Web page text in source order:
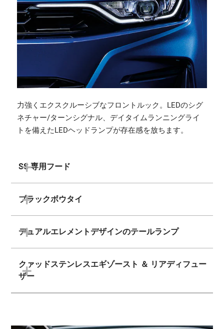
力強くエクスクルーシブなフロントルック。LEDのシグ
ネチャー/ターンシグナル、デイタイムランニングライ
トを備えたLEDヘッドランプが存在感を放ちます。
SS 専用フード
ブラックボウタイ
デュアルエレメントデザインのテールランプ
クァッドステンレスエギゾースト ＆ リアディフュー
ザー